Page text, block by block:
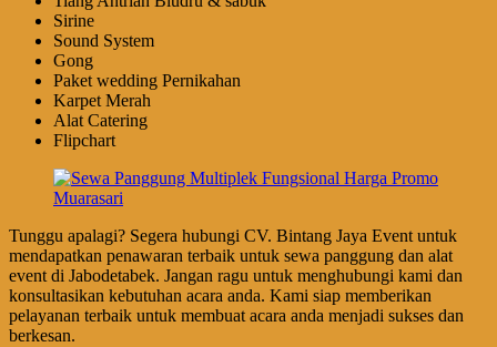
Sirine
Sound System
Gong
Paket wedding Pernikahan
Karpet Merah
Alat Catering
Flipchart
Tunggu apalagi? Segera hubungi CV. Bintang Jaya Event untuk
mendapatkan penawaran terbaik untuk sewa panggung dan alat
event di Jabodetabek. Jangan ragu untuk menghubungi kami dan
konsultasikan kebutuhan acara anda. Kami siap memberikan
pelayanan terbaik untuk membuat acara anda menjadi sukses dan
berkesan.